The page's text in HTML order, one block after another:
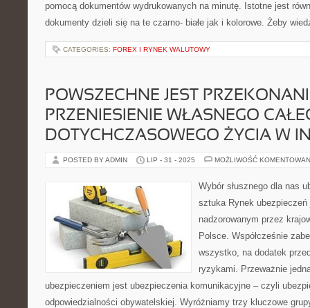
pomocą dokumentów wydrukowanych na minutę. Istotne jest
dokumenty dzieli się na te czarno- białe jak i kolorowe. Żeby
CATEGORIES: FOREX I RYNEK WALUTOWY
POWSZECHNE JEST
PRZENIESIENIE WŁASNEGO
DOTYCHCZASOWEGO ŻYCIA W
POSTED BY ADMIN LIP - 31 - 2025 MOŻLIWOŚĆ
Wybór słusznego dla nas
sztuka Rynek
nadzorowanym przez
Polsce. Współcześnie
wszystko, na dodatek
ryzykami. Przeważnie
ubezpieczeniem jest ubezpieczenia komunikacyjne – czyli
odpowiedzialności obywatelskiej. Wyróżniamy trzy kluczowe